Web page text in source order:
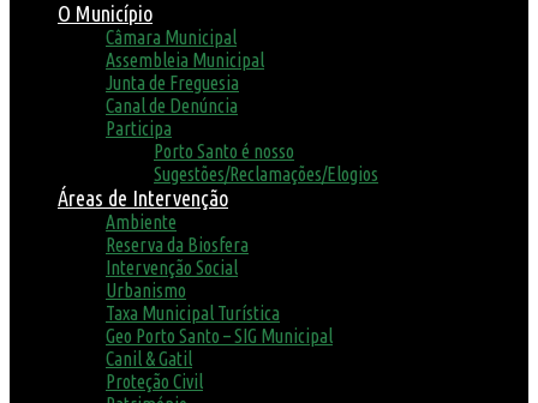
O Município
Câmara Municipal
Assembleia Municipal
Junta de Freguesia
Canal de Denúncia
Participa
Porto Santo é nosso
Sugestões/Reclamações/Elogios
Áreas de Intervenção
Ambiente
Reserva da Biosfera
Intervenção Social
Urbanismo
Taxa Municipal Turística
Geo Porto Santo – SIG Municipal
Canil & Gatil
Proteção Civil